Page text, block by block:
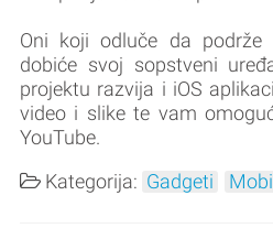
Oni koji odluče da
dobiće svoj sopstveni
projektu razvija i iOS
video i slike te vam
YouTube.
Kategorija: Gadgeti